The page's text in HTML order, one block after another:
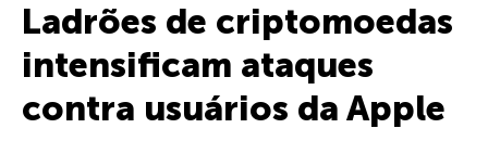
Ladrões de criptomoedas
intensificam ataques
contra usuários da Apple